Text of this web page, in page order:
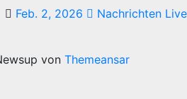
Feb. 2, 2026 Nachrichten
von Themeansar